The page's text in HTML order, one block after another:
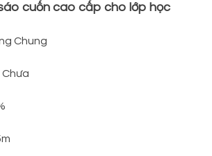
cuốn cao cấp cho lớp học
Chung
Chưa